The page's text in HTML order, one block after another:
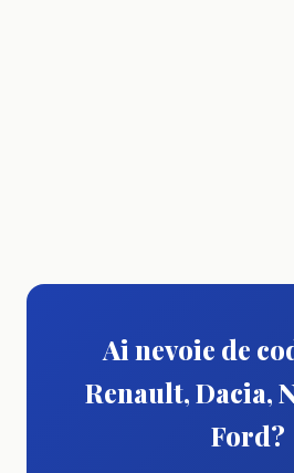
Ai nevoie de
Renault, Dacia,
Ford?